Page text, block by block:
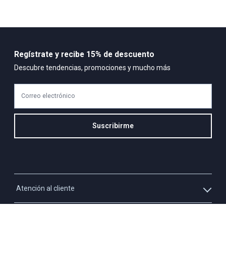
Atención al cliente
Regístrate y recibe 15% de descuento
Descubre tendencias, promociones y mucho más
Correo electrónico
Suscribirme